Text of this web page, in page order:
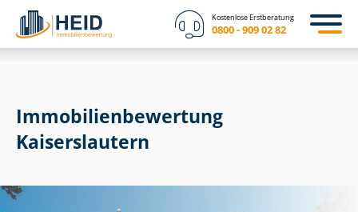
Kostenlose Erstberatung
0800 - 909 02 82
Immobilien­bewertung
Kaiserslautern